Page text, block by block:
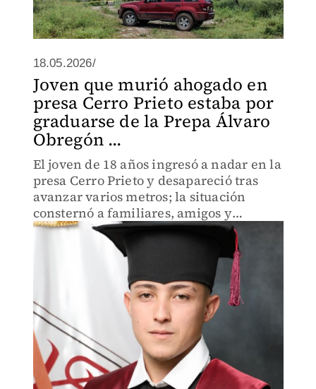
18.05.2026/
Joven que murió ahogado en
presa Cerro Prieto estaba por
graduarse de la Prepa Álvaro
Obregón ...
El joven de 18 años ingresó a nadar en la
presa Cerro Prieto y desapareció tras
avanzar varios metros; la situación
consternó a familiares, amigos y
docentes.